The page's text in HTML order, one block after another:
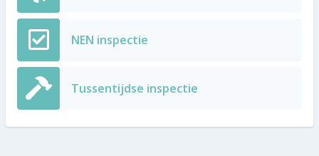
NEN inspectie
Tussentijdse inspectie